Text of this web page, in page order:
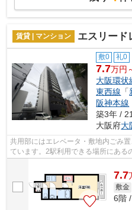
賃貸 | マンション エスリードレ
敷0 礼0
7.7万円
大阪環状
東西線 「
阪神本線
築3年 /
大阪府大
共用部にはエレベータ・敷地内ごみ
ています。2駅利用できる場所にある
を感じられる通風良好な快適のマンシ
7.7
敷金
6階